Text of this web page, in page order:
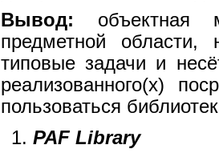
Вывод: объектная
предметной области,
типовые задачи и
реализованного(х)
пользоваться
PAF Library